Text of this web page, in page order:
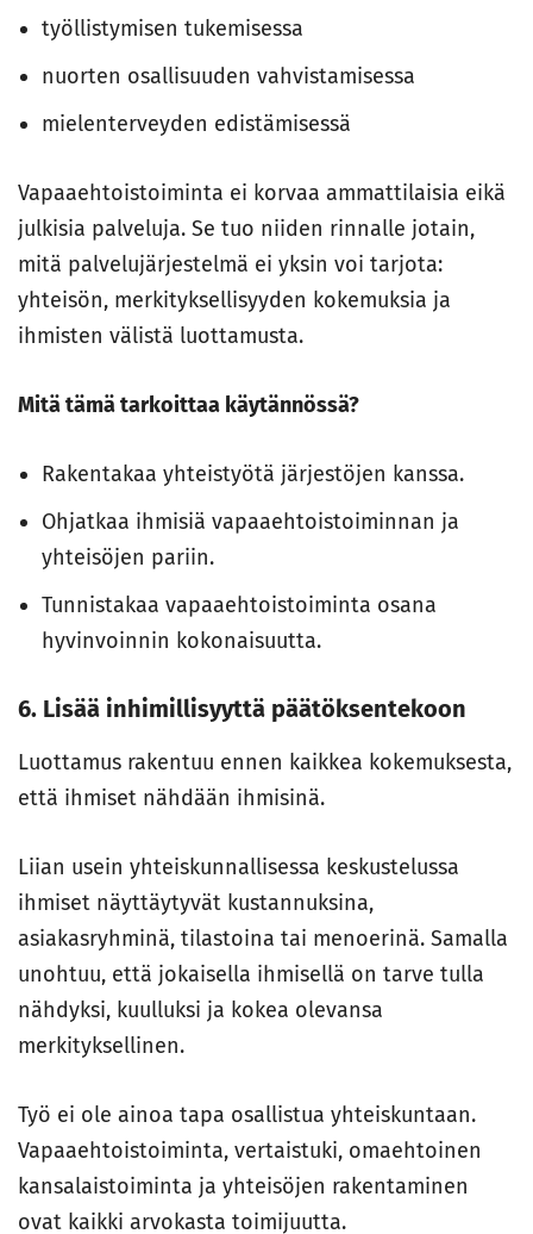
työllistymisen tukemisessa
nuorten osallisuuden vahvistamisessa
mielenterveyden edistämisessä
Vapaaehtoistoiminta ei korvaa ammattilaisia eikä
julkisia palveluja. Se tuo niiden rinnalle jotain,
mitä palvelujärjestelmä ei yksin voi tarjota:
yhteisön, merkityksellisyyden kokemuksia ja
ihmisten välistä luottamusta.
Mitä tämä tarkoittaa käytännössä?
Rakentakaa yhteistyötä järjestöjen kanssa.
Ohjatkaa ihmisiä vapaaehtoistoiminnan ja
yhteisöjen pariin.
Tunnistakaa vapaaehtoistoiminta osana
hyvinvoinnin kokonaisuutta.
6. Lisää inhimillisyyttä päätöksentekoon
Luottamus rakentuu ennen kaikkea kokemuksesta,
että ihmiset nähdään ihmisinä.
Liian usein yhteiskunnallisessa keskustelussa
ihmiset näyttäytyvät kustannuksina,
asiakasryhminä, tilastoina tai menoerinä. Samalla
unohtuu, että jokaisella ihmisellä on tarve tulla
nähdyksi, kuulluksi ja kokea olevansa
merkityksellinen.
Työ ei ole ainoa tapa osallistua yhteiskuntaan.
Vapaaehtoistoiminta, vertaistuki, omaehtoinen
kansalaistoiminta ja yhteisöjen rakentaminen
ovat kaikki arvokasta toimijuutta.